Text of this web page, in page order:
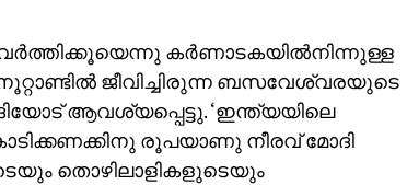
കര്‍ണാടകയില്‍നിന്നുള്ള
ജീവിച്ചിരുന്ന ബസവേശ്വരയുടെ
ആവശ്യപ്പെട്ടു. ‘ഇന്ത്യയിലെ
രൂപയാണു നീരവ് മോദി
തൊഴിലാളികളുടെയും